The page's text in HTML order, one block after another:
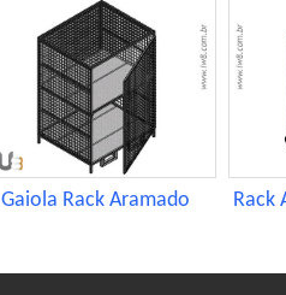
Gaiola Rack Aramado Rack